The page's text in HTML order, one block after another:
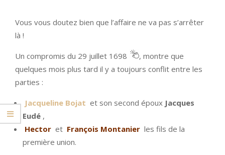
Vous vous doutez bien que l’affaire ne va pas s’arrêter
là !
Un compromis du 29 juillet 1698
, montre que
quelques mois plus tard il y a toujours conflit entre les
parties :
Jacqueline Bojat et son second époux Jacques
Eudé ,
Hector et François Montanier les fils de la
première union.